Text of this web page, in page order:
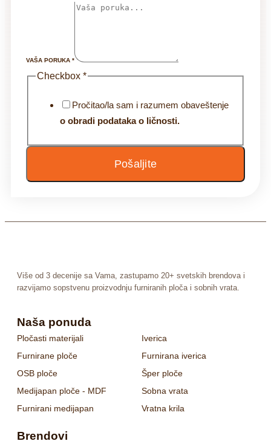
VAŠA PORUKA *
Checkbox *
Pročitao/la sam i razumem obaveštenje
o obradi podataka o ličnosti.
Pošaljite
Više od 3 decenije sa Vama, zastupamo 20+ svetskih brendova i
razvijamo sopstvenu proizvodnju furniranih ploča i sobnih vrata.
Naša ponuda
Pločasti materijali
Furnirane ploče
OSB ploče
Medijapan ploče - MDF
Furnirani medijapan
Iverica
Furnirana iverica
Šper ploče
Sobna vrata
Vratna krila
Brendovi